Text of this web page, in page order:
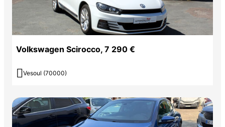
Volkswagen Scirocco, 7 290 €
 Vesoul (70000)